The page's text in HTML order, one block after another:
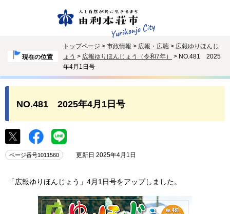
現在の位置
トップページ > 市政情報 > 広報・広聴 > 広報ゆりほんじ
ょう > 広報ゆりほんじょう（令和7年）
> NO.481 2025
年4月1日号
NO.481 2025年4月1日号
ページ番号1011560 更新日 2025年4月1日
「広報ゆりほんじょう」4月1日号をアップしました。